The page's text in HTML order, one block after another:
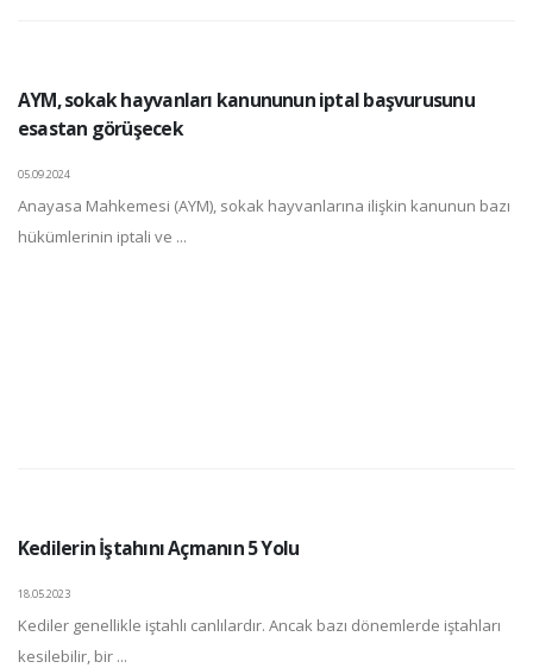
AYM, sokak hayvanları kanununun iptal başvurusunu
esastan görüşecek
05.09.2024
Anayasa Mahkemesi (AYM), sokak hayvanlarına ilişkin kanunun bazı
hükümlerinin iptali ve ...
Kedilerin İştahını Açmanın 5 Yolu
18.05.2023
Kediler genellikle iştahlı canlılardır. Ancak bazı dönemlerde iştahları
kesilebilir, bir ...